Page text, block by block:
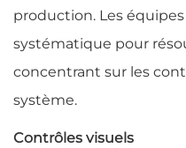
production. Les
systématique pour
concentrant sur les
système.
Contrôles visuels